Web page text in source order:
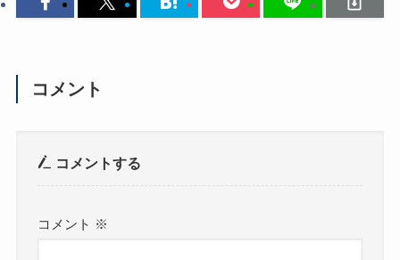
コメント
コメントする
コメント ※